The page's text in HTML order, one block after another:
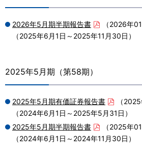
有価証券報告書
株主通信
株主総会資料
中期経営計画
株式情報
IRカレンダー
2026年5月期半期報告書
（2026年
（2025年6月1日～2025年11月30日）
2025年5月期（第58期）
2025年5月期有価証券報告書
（
（2024年6月1日～2025年5月31日）
2025年5月期半期報告書
（2025年
（2024年6月1日～2024年11月30日）